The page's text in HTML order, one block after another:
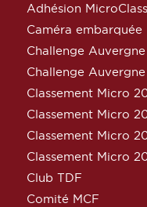
Adhésion
Caméra embarquée
Challenge
Challenge
Classement Micro
Classement Micro
Classement Micro
Classement Micro
Club TDF
Comité MCF